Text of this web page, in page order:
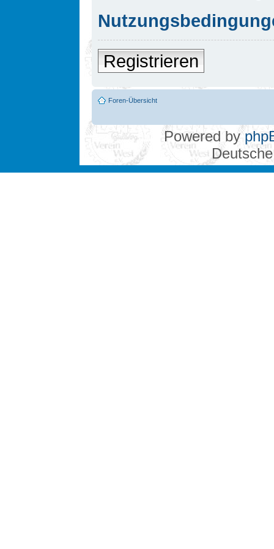
Registrieren
Foren-Übersicht
Powered by